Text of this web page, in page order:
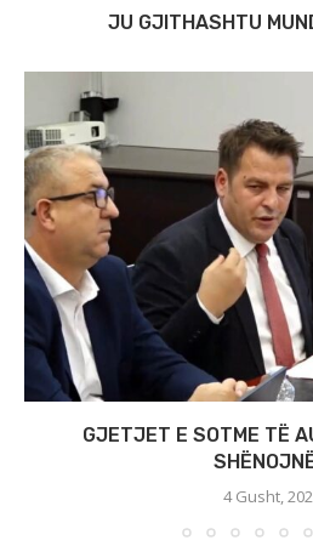
JU GJITHASHTU
GJETJET E SOTME TË
4 Gusht,